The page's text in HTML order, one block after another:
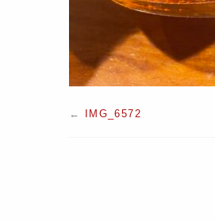
← IMG_6572